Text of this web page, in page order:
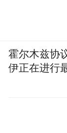
霍尔木兹协
伊正在进行